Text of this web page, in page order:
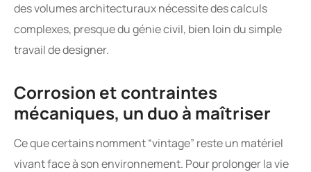
des volumes architecturaux nécessite des calculs
complexes, presque du génie civil, bien loin du simple
travail de designer.
Corrosion et contraintes
mécaniques, un duo à maîtriser
Ce que certains nomment “vintage” reste un matériel
vivant face à son environnement. Pour prolonger la vie